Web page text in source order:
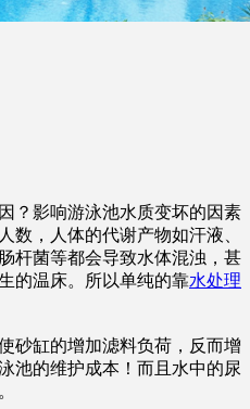
影响游泳池水质变坏的因素
数，人体的代谢产物如汗液、
杆菌等都会导致水体混浊，甚
的温床。所以单纯的靠水处理
缸的增加滤料负荷，反而增
池的维护成本！而且水中的尿